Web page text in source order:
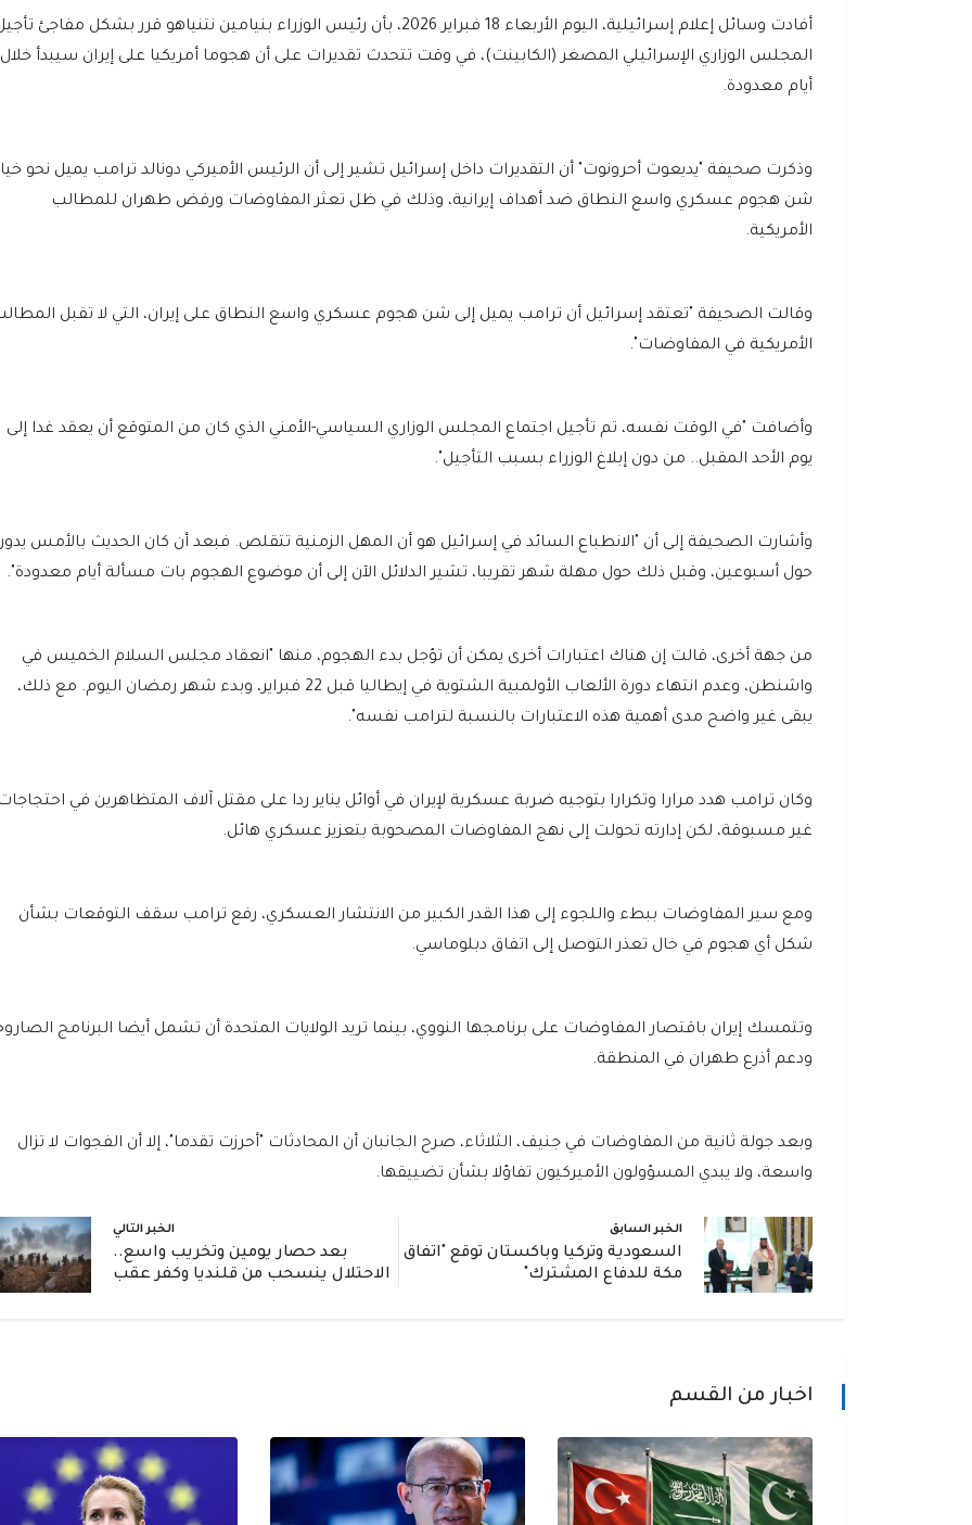
أفادت وسائل إعلام إسرائيلية، اليوم الأربعاء 18 فبراير 2026، بأن رئيس الوزراء بنيامين نتنياهو قرر بشكل مفاجئ
المجلس الوزاري الإسرائيلي المصغر (الكابينت)، في وقت تتحدث تقديرات على أن هجوما أمريكيا على إيران سيبدأ خلال
أيام معدودة.
وذكرت صحيفة "يديعوت أحرونوت" أن التقديرات داخل إسرائيل تشير إلى أن الرئيس الأميركي دونالد ترامب يميل نحو
شن هجوم عسكري واسع النطاق ضد أهداف إيرانية، وذلك في ظل تعثر المفاوضات ورفض طهران للمطالب
الأمريكية.
وقالت الصحيفة "تعتقد إسرائيل أن ترامب يميل إلى شن هجوم عسكري واسع النطاق على إيران، التي لا تقبل
الأمريكية في المفاوضات".
وأضافت "في الوقت نفسه، تم تأجيل اجتماع المجلس الوزاري السياسي-الأمني الذي كان من المتوقع أن يعقد غدا إلى
يوم الأحد المقبل.. من دون إبلاغ الوزراء بسبب التأجيل".
وأشارت الصحيفة إلى أن "الانطباع السائد في إسرائيل هو أن المهل الزمنية تتقلص. فبعد أن كان الحديث بالأمس يدور
حول أسبوعين، وقبل ذلك حول مهلة شهر تقريبا، تشير الدلائل الآن إلى أن موضوع الهجوم بات مسألة أيام معدودة".
من جهة أخرى، قالت إن هناك اعتبارات أخرى يمكن أن تؤجل بدء الهجوم، منها "انعقاد مجلس السلام الخميس في
واشنطن، وعدم انتهاء دورة الألعاب الأولمبية الشتوية في إيطاليا قبل 22 فبراير، وبدء شهر رمضان اليوم. مع ذلك،
يبقى غير واضح مدى أهمية هذه الاعتبارات بالنسبة لترامب نفسه".
وكان ترامب هدد مرارا وتكرارا بتوجيه ضربة عسكرية لإيران في أوائل يناير ردا على مقتل آلاف المتظاهرين في
غير مسبوقة، لكن إدارته تحولت إلى نهج المفاوضات المصحوبة بتعزيز عسكري هائل.
ومع سير المفاوضات ببطء واللجوء إلى هذا القدر الكبير من الانتشار العسكري، رفع ترامب سقف التوقعات بشأن
شكل أي هجوم في حال تعذر التوصل إلى اتفاق دبلوماسي.
وتتمسك إيران باقتصار المفاوضات على برنامجها النووي، بينما تريد الولايات المتحدة أن تشمل أيضا البرنامج
ودعم أذرع طهران في المنطقة.
وبعد جولة ثانية من المفاوضات في جنيف، الثلاثاء، صرح الجانبان أن المحادثات "أحرزت تقدما"، إلا أن الفجوات لا تزال
واسعة، ولا يبدي المسؤولون الأميركيون تفاؤلا بشأن تضييقها.
الخبر السابق
السعودية وتركيا وباكستان توقع "اتفاق
مكة للدفاع المشترك"
الخبر التالي
بعد حصار يومين وتخريب واسع..
الاحتلال ينسحب من قلنديا وكفر عقب
اخبار من القسم